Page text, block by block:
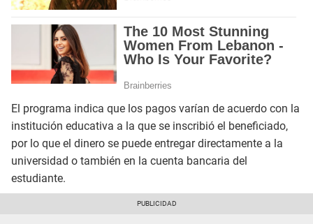
El programa indica que los pagos varían de acuerdo con la
institución educativa a la que se inscribió el beneficiado,
por lo que el dinero se puede entregar directamente a la
universidad o también en la cuenta bancaria del
estudiante.